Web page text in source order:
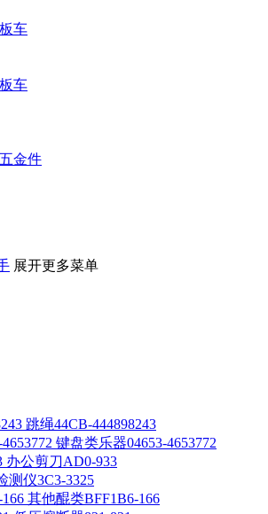
车
车
金件
展开更多菜单
跳绳44CB-444898243
键盘类乐器04653-4653772
办公剪刀AD0-933
测仪3C3-3325
其他醌类BFF1B6-166